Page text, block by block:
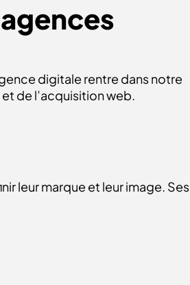
digitale rentre dans notre
de l’acquisition web.
leur marque et leur image. Ses